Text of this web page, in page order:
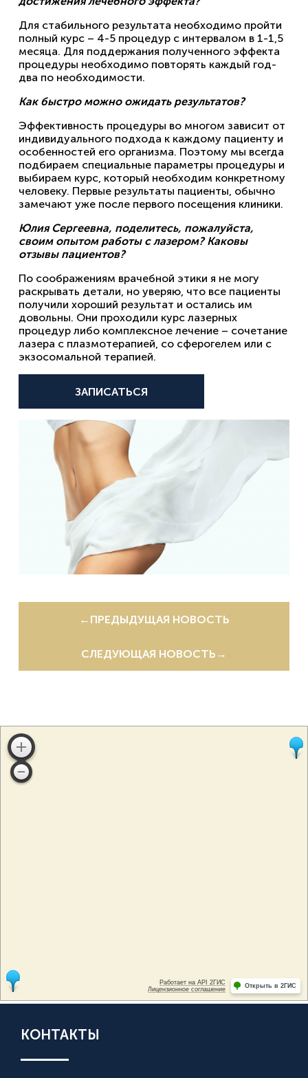
Для стабильного результата необходимо пройти
полный курс – 4-5 процедур с интервалом в 1-1,5
месяца. Для поддержания полученного эффекта
процедуры необходимо повторять каждый год-
два по необходимости.
Как быстро можно ожидать результатов?
Эффективность процедуры во многом зависит от
индивидуального подхода к каждому пациенту и
особенностей его организма. Поэтому мы всегда
подбираем специальные параметры процедуры и
выбираем курс, который необходим конкретному
человеку. Первые результаты пациенты, обычно
замечают уже после первого посещения клиники.
Юлия Сергеевна, поделитесь, пожалуйста,
своим опытом работы с лазером? Каковы
отзывы пациентов?
По соображениям врачебной этики я не могу
раскрывать детали, но уверяю, что все пациенты
получили хороший результат и остались им
довольны. Они проходили курс лазерных
процедур либо комплексное лечение – сочетание
лазера с плазмотерапией, со сферогелем или с
экзосомальной терапией.
ЗАПИСАТЬСЯ
← ПРЕДЫДУЩАЯ НОВОСТЬ
СЛЕДУЮЩАЯ НОВОСТЬ →
КОНТАКТЫ